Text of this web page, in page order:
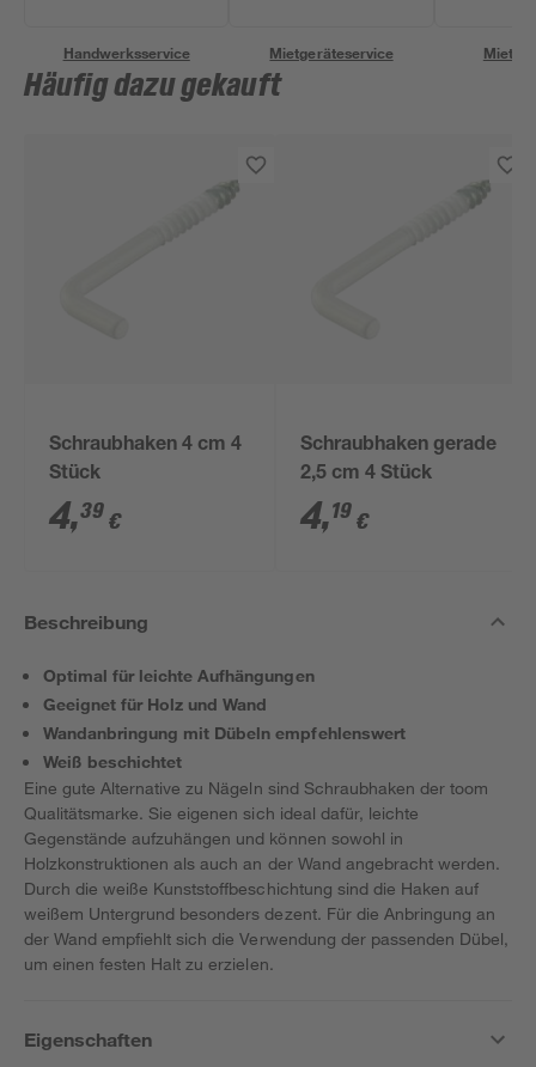
Handwerksservice Mietgeräteservice
Häufig dazu gekauft
Schraubhaken 4 cm 4
Stück
4,39 €
Schraubhaken gerade
2,5 cm 4 Stück
4,19 €
Beschreibung
Optimal für leichte Aufhängungen
Geeignet für Holz und Wand
Wandanbringung mit Dübeln empfehlenswert
Weiß beschichtet
Eine gute Alternative zu Nägeln sind Schraubhaken der toom
Qualitätsmarke. Sie eigenen sich ideal dafür, leichte
Gegenstände aufzuhängen und können sowohl in
Holzkonstruktionen als auch an der Wand angebracht werden.
Durch die weiße Kunststoffbeschichtung sind die Haken auf
weißem Untergrund besonders dezent. Für die Anbringung an
der Wand empfiehlt sich die Verwendung der passenden Dübel,
um einen festen Halt zu erzielen.
Eigenschaften